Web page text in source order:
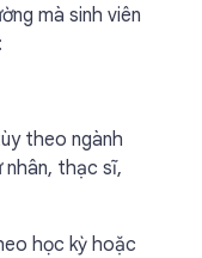
mà sinh viên
theo ngành
thạc sĩ,
học kỳ hoặc